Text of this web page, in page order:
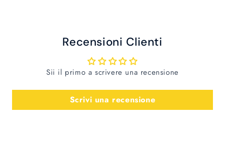
Recensioni Clienti
Sii il primo a scrivere una recensione
Scrivi una recensione